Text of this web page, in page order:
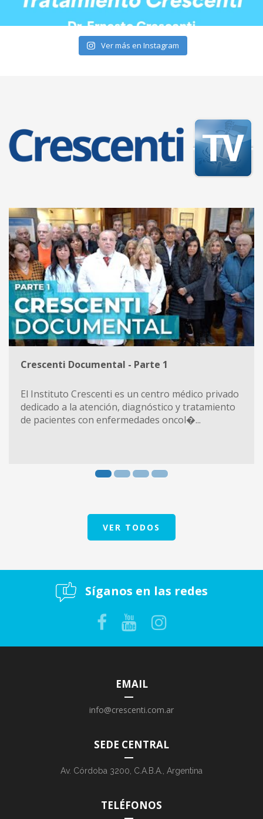
Ver más en Instagram
Crescenti Documental - Parte 1
El Instituto Crescenti es un centro médico privado
dedicado a la atención, diagnóstico y tratamiento
de pacientes con enfermedades oncol�...
VER TODOS
Síganos en las redes
EMAIL
info@crescenti.com.ar
SEDE CENTRAL
Av. Córdoba 3200, C.A.B.A., Argentina
TELÉFONOS